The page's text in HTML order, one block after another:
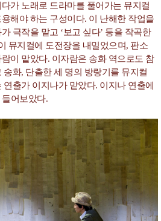
가 노래로 드라마를 풀어가는 뮤지컬
해야 하는 구성이다. 이 난해한 작업을
극작을 맡고 ‘보고 싶다’ 등을 작곡한
뮤지컬에 도전장을 내밀었으며, 판소
이 맡았다. 이자람은 송화 역으로도 참
화, 단출한 세 명의 방랑기를 뮤지컬
출가 이지나가 맡았다. 이지나 연출에
들어보았다.